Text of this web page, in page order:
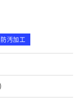
防汚加工